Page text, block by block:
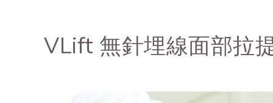
VLift 無針埋線面部拉